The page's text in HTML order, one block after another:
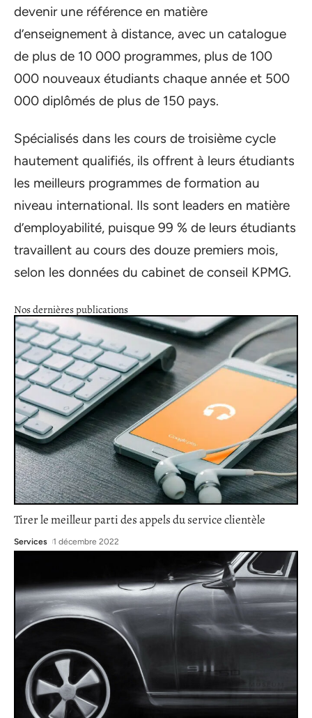
devenir une référence en matière
d’enseignement à distance, avec un catalogue
de plus de 10 000 programmes, plus de 100
000 nouveaux étudiants chaque année et 500
000 diplômés de plus de 150 pays.
Spécialisés dans les cours de troisième cycle
hautement qualifiés, ils offrent à leurs étudiants
les meilleurs programmes de formation au
niveau international. Ils sont leaders en matière
d’employabilité, puisque 99 % de leurs étudiants
travaillent au cours des douze premiers mois,
selon les données du cabinet de conseil KPMG.
Nos dernières publications
Tirer le meilleur parti des appels du service clientèle
Services 1 décembre 2022